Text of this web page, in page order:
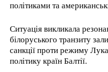
політиками та
Ситуація викликала
білоруського транзиту
санкції проти режиму
політику країн Балтії.